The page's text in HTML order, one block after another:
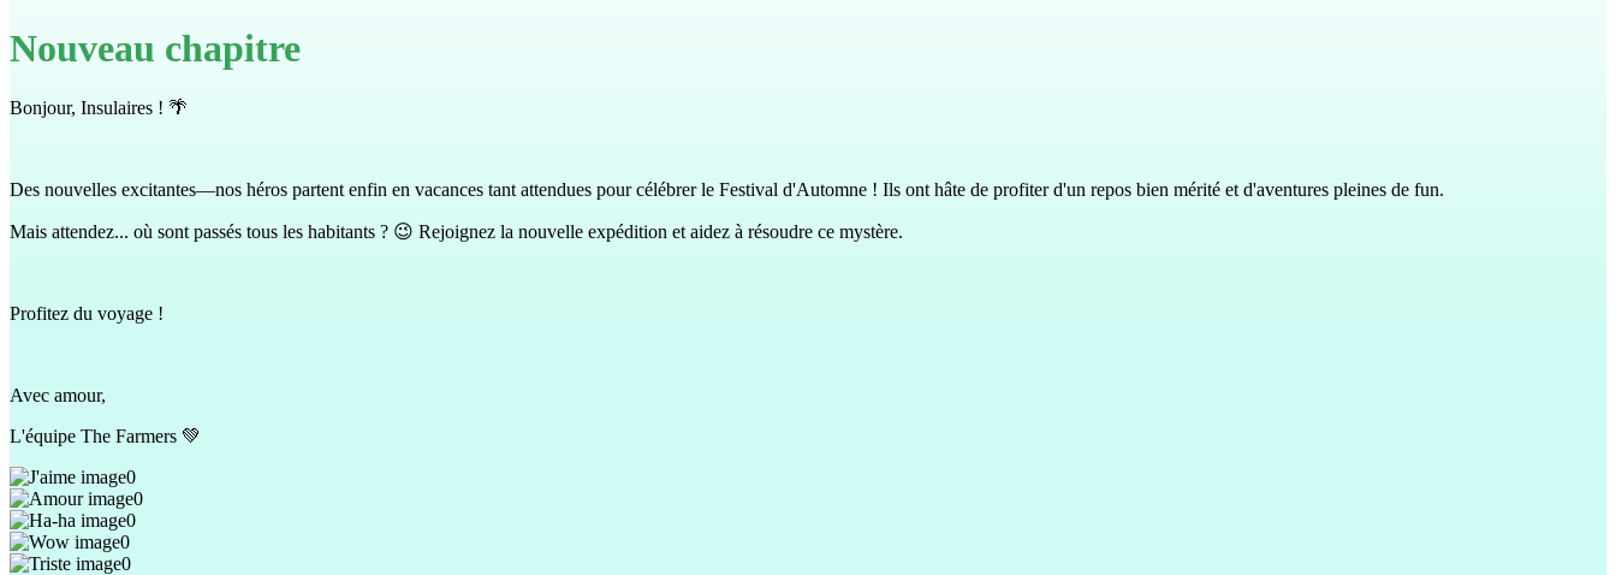
Nouveau chapitre
Bonjour, Insulaires ! 🌴
Des nouvelles excitantes—nos héros partent enfin en vacances tant attendues pour célébrer le Festival d'Automne ! Ils ont hâte de profiter d'un repos bien mérité et d'aventures pleines de fun.
Mais attendez... où sont passés tous les habitants ? 😉 Rejoignez la nouvelle expédition et aidez à résoudre ce mystère.
Profitez du voyage !
Avec amour,
L'équipe The Farmers 💚
0
0
0
0
0